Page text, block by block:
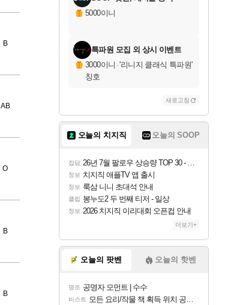
B
AB
O
B
B
5000이니
특파원 모집 외 상시 이벤트
3000이니 ·'리니지 클래식 특파원'
칭호
새로고침
오늘의 치지직 오늘의 SOOP
잡담 26년 7월 팔로우 상승량 TOP 30 - 월간 치지직
정보 치지직 애플TV 앱 출시
정보 룩삼 니니 초대석 안내
클립 봉누도2 두 번째 티저 - 일상
정보 2026 치지직 이리대회 오픈컵 안내
더보기+
오늘의 팟벤 오늘의 핫벤
명조 공명자 모먼트 | 수수
비스트 모든 요리/작물 책 획득 위치 공략 (36개) - 미식가 도전과제